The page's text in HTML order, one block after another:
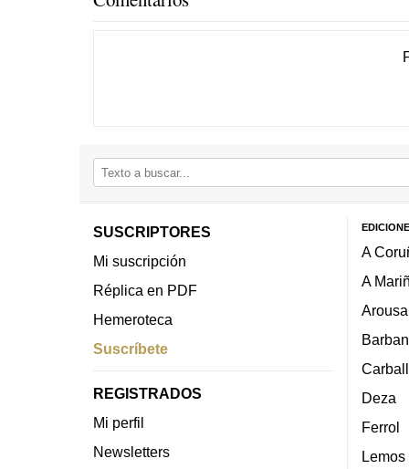
SUSCRIPTORES
Mi suscripción
Réplica en PDF
Hemeroteca
Suscríbete
REGISTRADOS
Mi perfil
Newsletters
A
A
Arousa
Deza
Ferrol
Lemos